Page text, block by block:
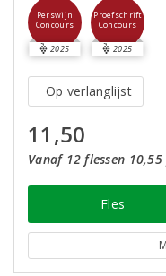
Perswijn
Concours
2025
Proefschrift
Concours
2025
Op verlanglijst
11,50
Vanaf 12 flessen
Fles